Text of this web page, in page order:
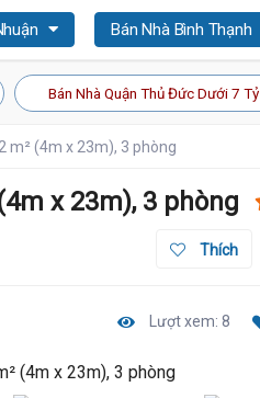
Bán Nhà Bình Thạnh
Bán Nhà Quận Thủ Đức Dưới 7 Tỷ
m² (4m x 23m), 3 phòng
x 23m), 3 phòng
Thích
Lượt xem: 8